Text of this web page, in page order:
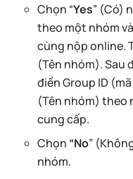
Chọn “Yes” (Có)
theo một nhóm
cùng nộp online.
(Tên nhóm). Sau
điền Group ID
(Tên nhóm) theo
cung cấp.
Chọn “No”
nhóm.